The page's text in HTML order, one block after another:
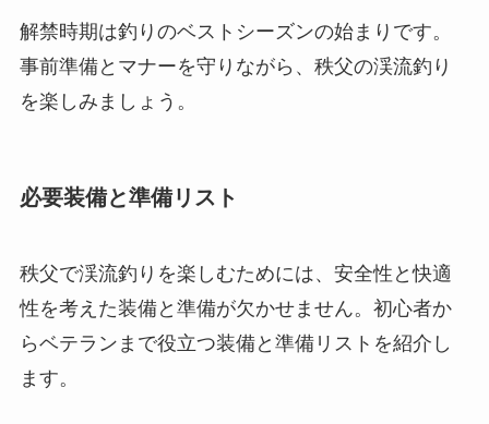
解禁時期は釣りのベストシーズンの始まりです。
事前準備とマナーを守りながら、秩父の渓流釣り
を楽しみましょう。
必要装備と準備リスト
秩父で渓流釣りを楽しむためには、安全性と快適
性を考えた装備と準備が欠かせません。初心者か
らベテランまで役立つ装備と準備リストを紹介し
ます。